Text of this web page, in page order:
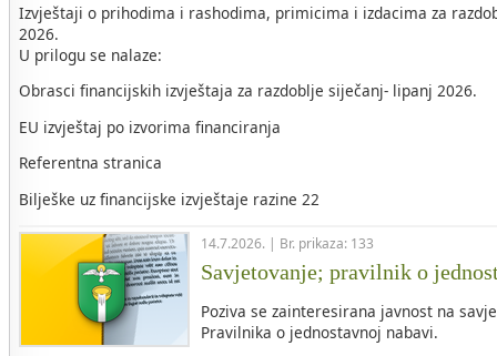
Izvještaji o prihodima i rashodima, primicima i izdacima za
2026.
U prilogu se nalaze:
Obrasci financijskih izvještaja za razdoblje siječanj- lipanj 2026.
EU izvještaj po izvorima financiranja
Referentna stranica
Bilješke uz financijske izvještaje razine 22
14.7.2026. | Br. prikaza: 133
Savjetovanje; pravilnik o
Poziva se zainteresirana javnost na
Pravilnika o jednostavnoj nabavi.